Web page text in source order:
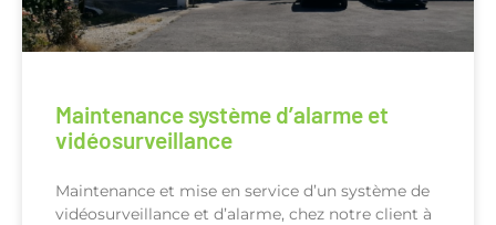
Maintenance système d’alarme et
vidéosurveillance
Maintenance et mise en service d’un système de
vidéosurveillance et d’alarme, chez notre client à